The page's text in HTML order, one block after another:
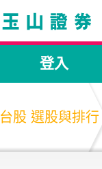
登入
台股 選股與排行